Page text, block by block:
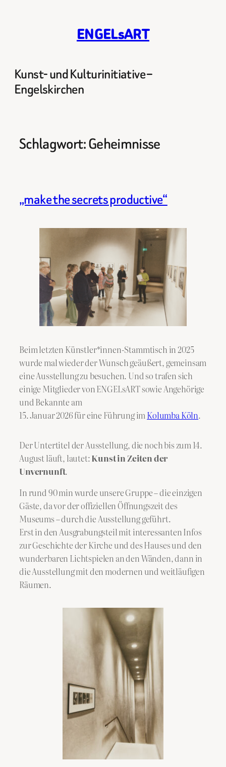
ENGELsART
Kunst- und Kulturinitiative –
Engelskirchen
Schlagwort:Geheimnisse
„make the secrets productive“
Beim letzten Künstler*innen-Stammtisch in 2025
wurde mal wieder der Wunsch geäußert, gemeinsam
eine Ausstellung zu besuchen. Und so trafen sich
einige Mitglieder von ENGELsART sowie Angehörige
und Bekannte am
15. Januar 2026 für eine Führung imKolumba Köln.
Der Untertitel der Ausstellung, die noch bis zum 14.
August läuft, lautet:Kunst in Zeiten der
Unvernunft.
In rund 90 min wurde unsere Gruppe – die einzigen
Gäste, da vor der offiziellen Öffnungszeit des
Museums – durch die Ausstellung geführt.
Erst in den Ausgrabungsteil mit interessanten Infos
zur Geschichte der Kirche und des Hauses und den
wunderbaren Lichtspielen an den Wänden, dann in
die Ausstellung mit den modernen und weitläufigen
Räumen.